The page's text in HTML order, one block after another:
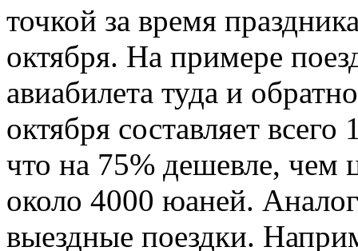
точкой за время
октября. На примере
авиабилета туда и
октября составляет
что на 75% дешевле, чем
около 4000 юаней.
выездные поездки.